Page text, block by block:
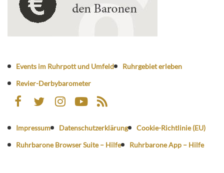
Events im Ruhrpott und Umfeld
Ruhrgebiet erleben
Revier-Derbybarometer
Impressum Datenschutzerklärung
Cookie-Richtlinie (EU)
Ruhrbarone Browser Suite – Hilfe
Ruhrbarone App – Hilfe